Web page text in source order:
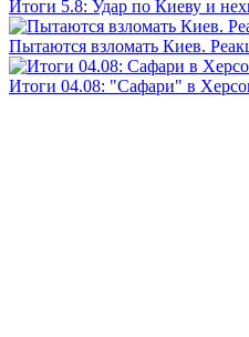
Итоги 5.8: Удар по Киеву и
Пытаются взломать Киев.
Итоги 04.08: "Сафари" в